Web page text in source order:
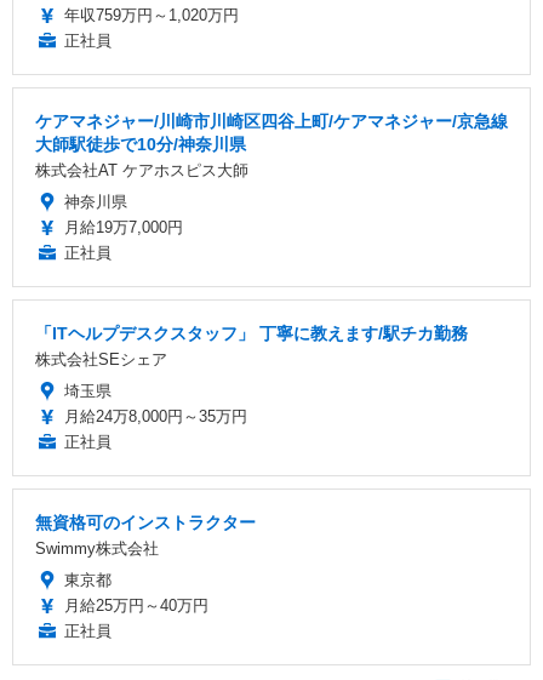
年収759万円～1,020万円
正社員
ケアマネジャー/川崎市川崎区四谷上町/ケアマネジャー/京急線
大師駅徒歩で10分/神奈川県
株式会社AT ケアホスピス大師
神奈川県
月給19万7,000円
正社員
「ITヘルプデスクスタッフ」 丁寧に教えます/駅チカ勤務
株式会社SEシェア
埼玉県
月給24万8,000円～35万円
正社員
無資格可のインストラクター
Swimmy株式会社
東京都
月給25万円～40万円
正社員